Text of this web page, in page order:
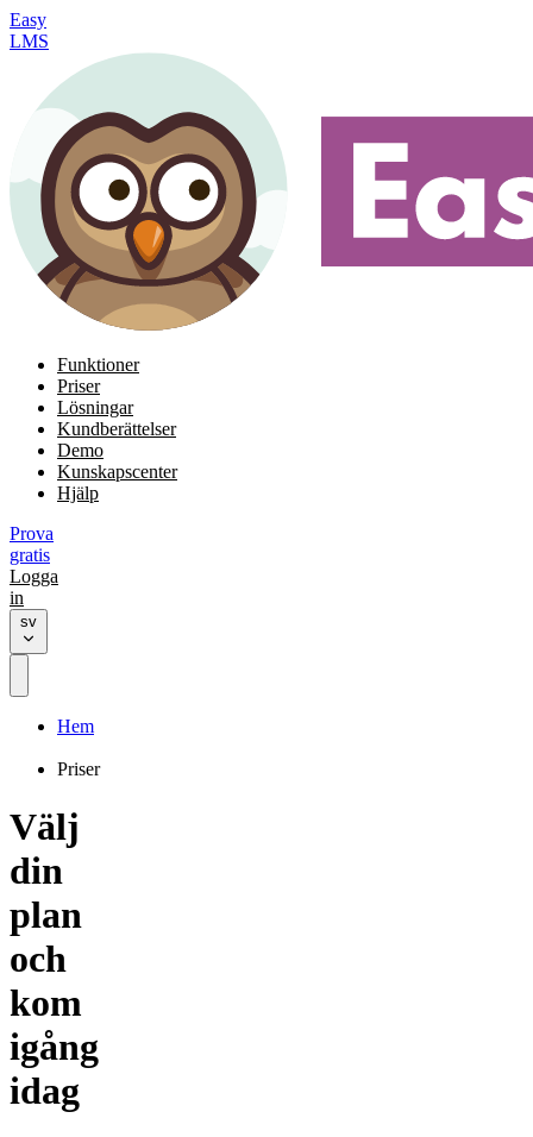
Easy
LMS
Funktioner
Priser
Lösningar
Kundberättelser
Demo
Kunskapscenter
Hjälp
Prova
gratis
Logga
in
sv
Hem
Priser
Välj
din
plan
och
kom
igång
idag